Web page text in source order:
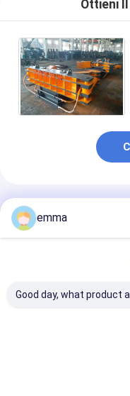
Ottieni
Prodotti
emma
Good day, what product